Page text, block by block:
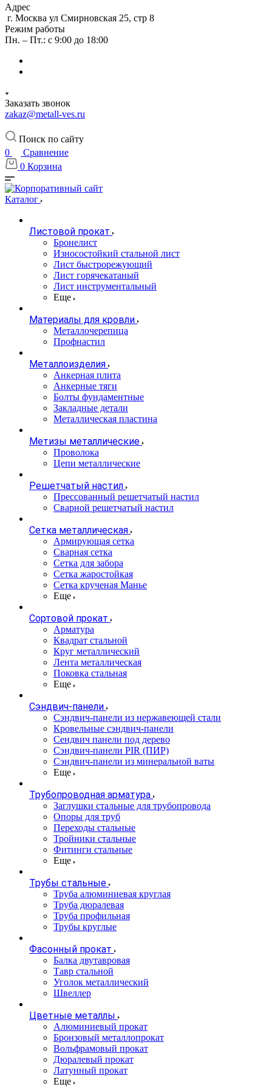
Адрес
г. Москва ул Смирновская 25, стр 8
Режим работы
Пн. – Пт.: с 9:00 до 18:00
Заказать звонок
zakaz@metall-ves.ru
Поиск по сайту
0
Сравнение
0 Корзина
Каталог
Листовой прокат
Бронелист
Износостойкий стальной лист
Лист быстрорежующий
Лист горячекатаный
Лист инструментальный
Еще
Материалы для кровли
Металлочерепица
Профнастил
Металлоизделия
Анкерная плита
Анкерные тяги
Болты фундаментные
Закладные детали
Металлическая пластина
Метизы металлические
Проволока
Цепи металлические
Решетчатый настил
Прессованный решетчатый настил
Сварной решетчатый настил
Сетка металлическая
Армирующая сетка
Сварная сетка
Сетка для забора
Сетка жаростойкая
Сетка крученая Манье
Еще
Сортовой прокат
Арматура
Квадрат стальной
Круг металлический
Лента металлическая
Поковка стальная
Еще
Сэндвич-панели
Cэндвич-панели из нержавеющей стали
Кровельные сэндвич-панели
Сендвич панели под дерево
Сэндвич-панели PIR (ПИР)
Сэндвич-панели из минеральной ваты
Еще
Трубопроводная арматура
Заглушки стальные для трубопровода
Опоры для труб
Переходы стальные
Тройники стальные
Фитинги стальные
Еще
Трубы стальные
Труба алюминиевая круглая
Труба дюралевая
Труба профильная
Трубы круглые
Фасонный прокат
Балка двутавровая
Тавр стальной
Уголок металлический
Швеллер
Цветные металлы
Алюминиевый прокат
Бронзовый металлопрокат
Вольфрамовый прокат
Дюралевый прокат
Латунный прокат
Еще